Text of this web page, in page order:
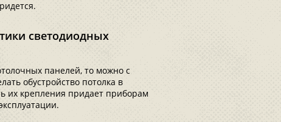
светодиодных
панелей, то можно с
обустройство потолка в
их крепления придает приборам